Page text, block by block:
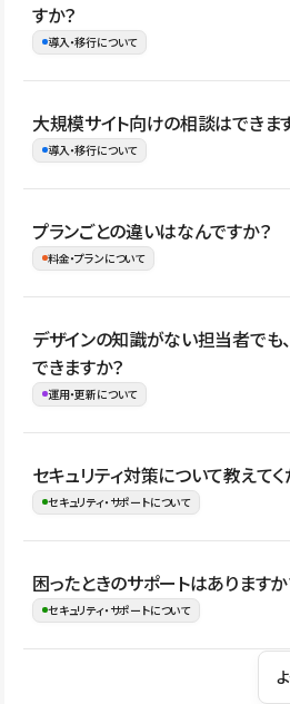
グ・メディア、イベントサイト、店舗
ォリオなど幅広く制作できます。
すか？
導入・移行について
はい。既存サイトの構成やコンテンツ、
Studio上に再構築する形で移行できま
イト全体のデザインや設定がそのまま
め、移行後にページ構成やデザイン、
大規模サイト向けの相談はできま
導入・移行について
はい。アクセス規模が大きいサイトや
理、セキュリティ確認、既存システム
ない段階でも、お問い合わせください
お問合せはこちら
プランごとの違いはなんですか？
料金・プランについて
公開ページ数、バージョン履歴の期間
管理の有無などがプランごとに異なり
ージをご覧ください。
デザインの知識がない担当者でも
できますか？
運用・更新について
はい。CMSやコンポーネントを活用し
ことで、デザインを崩しにくい状態で
ながらレイアウトに影響を与えずに更
す。
セキュリティ対策について教えてく
セキュリティ・サポートについて
Studioでは、公開サイトやサービスを
の暗号化、データ保護、アクセス管理
はSSL/TLSによる通信暗号化に対応し
困ったときのサポートはありますか
セキュリティ・サポートについて
操作方法や機能については、ヘルプセ